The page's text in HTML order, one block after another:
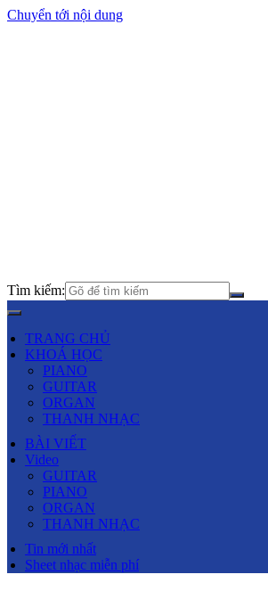
Chuyển tới nội dung
Tìm kiếm:
TRANG CHỦ
KHOÁ HỌC
PIANO
GUITAR
ORGAN
THANH NHẠC
BÀI VIẾT
Video
GUITAR
PIANO
ORGAN
THANH NHẠC
Tin mới nhất
Sheet nhạc miễn phí